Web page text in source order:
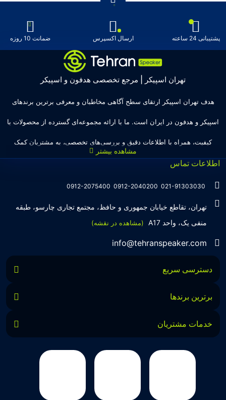
پشتیبانی 24 ساعته ارسال اکسپرس ضمانت 10 روزه
تهران اسپیکر | مرجع تخصصی هدفون و اسپیکر
هدف تهران اسپیکر ارتقای سطح آگاهی مخاطبان و معرفی برترین برندهای
اسپیکر و هدفون در ایران است. ما با ارائه مجموعه‌ای گسترده از محصولات با
کیفیت، همراه با اطلاعات دقیق و بررسی‌های تخصصی، به مشتریان کمک
می‌کنیم تا انتخاب‌های درست و هوشمندانه‌ای داشته باشند. تهران اسپیکر با
تجربه‌ای بیش از هفت سال در این زمینه، بر ایجاد تجربه خریدی آسان، سریع و
مطمئن تمرکز دارد تا مشتریان بتوانند با خیالی آسوده از انتخاب خود لذت
ببرند. ما به رضایت و اعتماد مشتریان اهمیت می‌دهیم و همواره در تلاشیم تا
بهترین‌ها را برای آن‌ها فراهم کنیم.
اطلاعات تماس
021-91303030
0912-2040200
0912-2075400
تهران، تقاطع خیابان جمهوری و حافظ، مجتمع تجاری چارسو، طبقه
منفی یک، واحد A17
(مشاهده در نقشه)
info@tehranspeaker.com
دسترسی سریع
برترین برندها
خدمات مشتریان